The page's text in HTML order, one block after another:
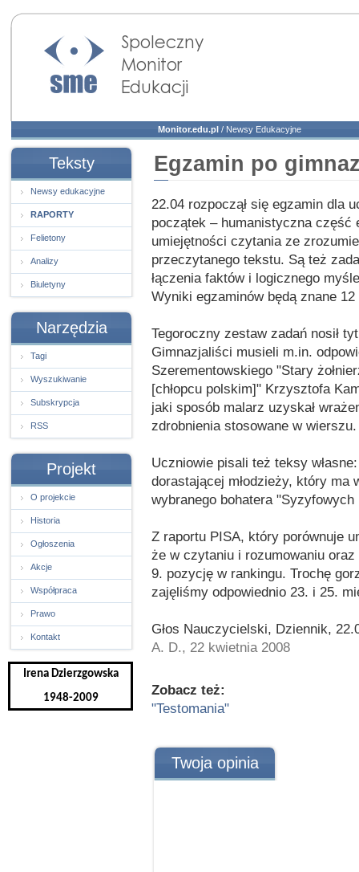
Społeczny Monitor
Edukacji
Monitor.edu.pl / Newsy Edukacyjne
Teksty
Newsy edukacyjne
RAPORTY
Felietony
Analizy
Biuletyny
Narzędzia
Tagi
Wyszukiwanie
Subskrypcja
RSS
Projekt
O projekcie
Historia
Ogłoszenia
Akcje
Współpraca
Prawo
Kontakt
Irena Dzierzgowska
1948-2009
Egzamin po
22.04 rozpoczął się egzamin dla
początek – humanistyczna
umiejętności czytania ze
przeczytanego tekstu. Są też
łączenia faktów i logicznego
Wyniki egzaminów będą znane
Tegoroczny zestaw zadań nosił
Gimnazjaliści musieli m.in.
Szerementowskiego "Stary
[chłopcu polskim]" Krzysztofa
jaki sposób malarz uzyskał
zdrobnienia stosowane w wierszu.
Uczniowie pisali też teksy
dorastającej młodzieży, który ma
wybranego bohatera
Z raportu PISA, który porównuje
że w czytaniu i rozumowaniu
9. pozycję w rankingu. Trochę
zajęliśmy odpowiednio 23. i 25.
Głos Nauczycielski, Dziennik,
A. D., 22 kwietnia 2008
Zobacz też:
"Testomania"
Twoja opinia